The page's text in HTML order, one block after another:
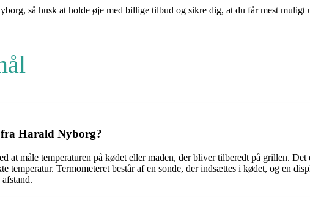
så husk at holde øje med billige tilbud og sikre dig, at du får mest
Harald Nyborg?
at måle temperaturen på kødet eller maden, der bliver tilberedt på grillen.
temperatur. Termometeret består af en sonde, der indsættes i kødet, og en